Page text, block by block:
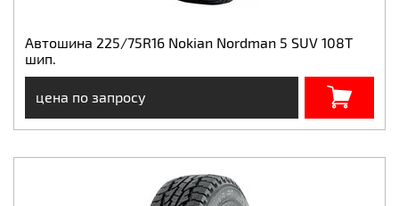
Автошина 225/75R16 Nokian Nordman 5 SUV 108T
шип.
цена по запросу